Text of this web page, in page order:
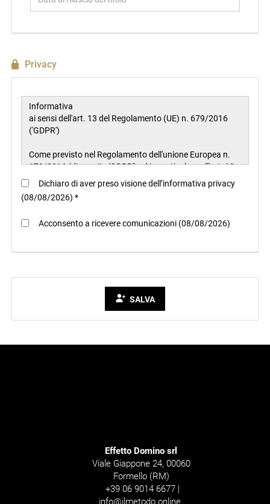
Privacy
Dichiaro di aver preso visione dell’informativa privacy
(08/08/2026) *
Acconsento a ricevere comunicazioni (08/08/2026)
SALVA
Effetto Domino srl
Viale Giappone 24, 00060
Formello (RM)
+39 06 9014 6677 |
info@ilmetodo.online